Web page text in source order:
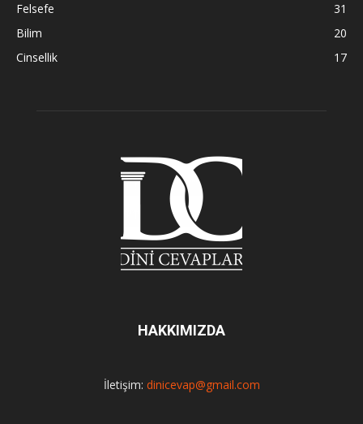
Felsefe
31
Bilim
20
Cinsellik
17
HAKKIMIZDA
İletişim: dinicevap@gmail.com